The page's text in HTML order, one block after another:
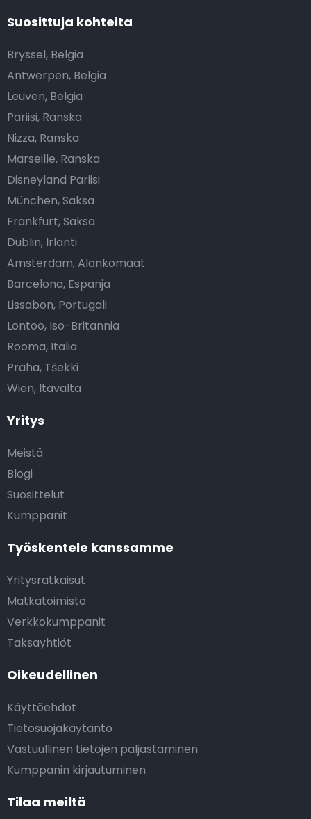
Yritys
Meistä
Blogi
Suosittelut
Kumppanit
Työskentele kanssamme
Yritysratkaisut
Matkatoimisto
Verkkokumppanit
Taksayhtiöt
Oikeudellinen
Käyttöehdot
Tietosuojakäytäntö
Vastuullinen tietojen paljastaminen
Kumppanin kirjautuminen
Suosittuja kohteita
Bryssel, Belgia
Antwerpen, Belgia
Leuven, Belgia
Pariisi, Ranska
Nizza, Ranska
Marseille, Ranska
Disneyland Pariisi
München, Saksa
Frankfurt, Saksa
Dublin, Irlanti
Amsterdam, Alankomaat
Barcelona, Espanja
Lissabon, Portugali
Lontoo, Iso-Britannia
Rooma, Italia
Praha, Tšekki
Wien, Itävalta
Tilaa meiltä